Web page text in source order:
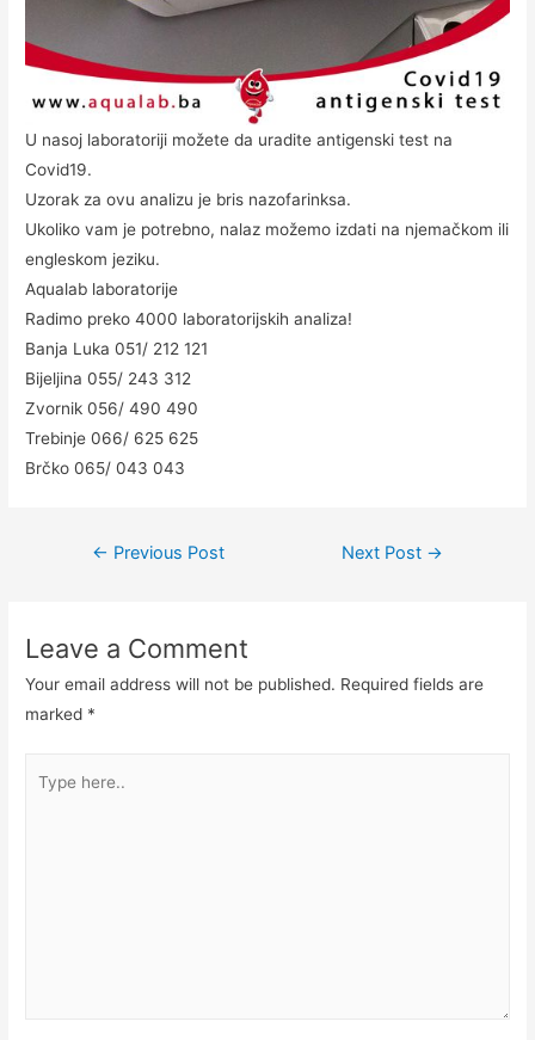
U nasoj laboratoriji možete da uradite antigenski test na
Covid19.
Uzorak za ovu analizu je bris nazofarinksa.
Ukoliko vam je potrebno, nalaz možemo izdati na njemačkom ili
engleskom jeziku.
Aqualab laboratorije
Radimo preko 4000 laboratorijskih analiza!
Banja Luka 051/ 212 121
Bijeljina 055/ 243 312
Zvornik 056/ 490 490
Trebinje 066/ 625 625
Brčko 065/ 043 043
Post
← Previous Post Next Post →
Leave a Comment
Your email address will not be published. Required fields are
marked *
here..